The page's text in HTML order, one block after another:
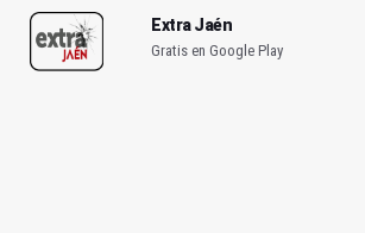
Extra Jaén
Gratis en Google Play